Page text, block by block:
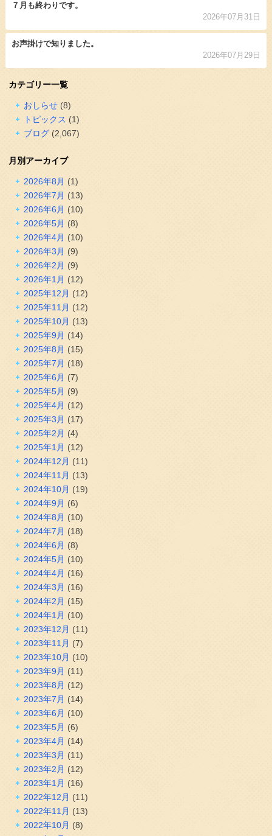
７月も終わりです。
2026年07月31日
お声掛けで知りました。
2026年07月29日
カテゴリー一覧
おしらせ(8)
トピックス (1)
ブログ(2,067)
月別アーカイブ
2026年8月 (1)
2026年7月 (13)
2026年6月 (10)
2026年5月 (8)
2026年4月 (10)
2026年3月 (9)
2026年2月 (9)
2026年1月 (12)
2025年12月 (12)
2025年11月 (12)
2025年10月 (13)
2025年9月 (14)
2025年8月 (15)
2025年7月 (18)
2025年6月 (7)
2025年5月 (9)
2025年4月 (12)
2025年3月 (17)
2025年2月 (4)
2025年1月 (12)
2024年12月 (11)
2024年11月 (13)
2024年10月 (19)
2024年9月 (6)
2024年8月 (10)
2024年7月 (18)
2024年6月 (8)
2024年5月 (10)
2024年4月 (16)
2024年3月 (16)
2024年2月 (15)
2024年1月 (10)
2023年12月 (11)
2023年11月 (7)
2023年10月 (10)
2023年9月 (11)
2023年8月 (12)
2023年7月 (14)
2023年6月 (10)
2023年5月 (6)
2023年4月 (14)
2023年3月 (11)
2023年2月 (12)
2023年1月 (16)
2022年12月 (11)
2022年11月 (13)
2022年10月 (8)